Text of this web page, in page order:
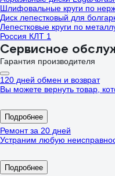
Шлифовальные круги по
Диск лепестковый для
Лепестковые круги по
Россия КЛТ 1
Сервисное
Гарантия производителя
120 дней обмен и возврат
Вы можете вернуть товар,
Подробнее
Ремонт за 20 дней
Устраним любую
Подробнее